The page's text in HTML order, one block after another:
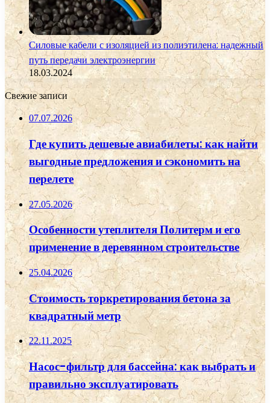
Силовые кабели с изоляцией из полиэтилена: надежный
путь передачи электроэнергии
18.03.2024
Свежие записи
07.07.2026
Где купить дешевые авиабилеты: как найти
выгодные предложения и сэкономить на
перелете
27.05.2026
Особенности утеплителя Политерм и его
применение в деревянном строительстве
25.04.2026
Стоимость торкретирования бетона за
квадратный метр
22.11.2025
Насос-фильтр для бассейна: как выбрать и
правильно эксплуатировать